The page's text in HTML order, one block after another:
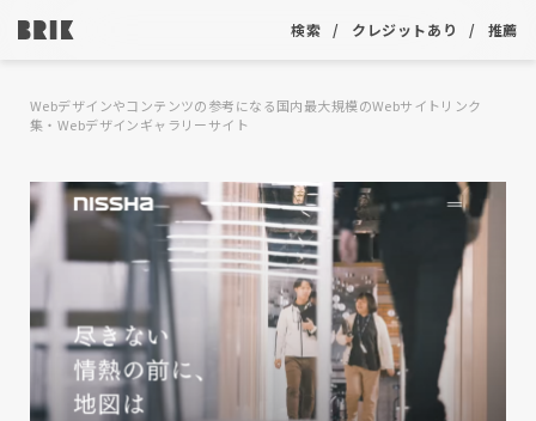
検索 クレジットあり 推薦
Webデザインやコンテンツの参考になる国内最大規模のWebサイトリンク
集・Webデザインギャラリーサイト